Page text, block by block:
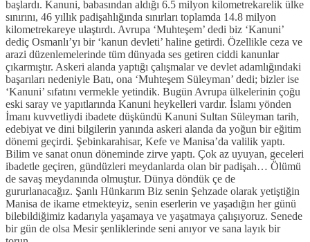
başlardı. Kanuni, babasından aldığı 6.5 milyon kilometrekarelik ülke
sınırını, 46 yıllık padişahlığında sınırları toplamda 14.8 milyon
kilometrekareye ulaştırdı. Avrupa ‘Muhteşem’ dedi biz ‘Kanuni’
dediç Osmanlı’yı bir ‘kanun devleti’ haline getirdi. Özellikle ceza ve
arazi düzenlemelerinde tüm dünyada ses getiren ciddi kanunlar
çıkarmıştır. Askeri alanda yaptığı çalışmalar ve devlet adamlığındaki
başarıları nedeniyle Batı, ona ‘Muhteşem Süleyman’ dedi; bizler ise
‘Kanuni’ sıfatını vermekle yetindik. Bugün Avrupa ülkelerinin çoğu
eski saray ve yapıtlarında Kanuni heykelleri vardır. İslamı yönden
İmanı kuvvetliydi ibadete düşkündü Kanuni Sultan Süleyman tarih,
edebiyat ve dini bilgilerin yanında askeri alanda da yoğun bir eğitim
dönemi geçirdi. Şebinkarahisar, Kefe ve Manisa’da valilik yaptı.
Bilim ve sanat onun döneminde zirve yaptı. Çok az uyuyan, geceleri
ibadetle geçiren, gündüzleri meydanlarda olan bir padişah… Ölümü
de savaş meydanında olmuştur. Dünya döndük çe de
gururlanacağız. Şanlı Hünkarım Biz senin Şehzade olarak yetiştiğin
Manisa de ikame etmekteyiz, senin eserlerin ve yaşadığın her günü
bilebildiğimiz kadarıyla yaşamaya ve yaşatmaya çalışıyoruz. Senede
bir gün de olsa Mesir şenliklerinde seni anıyor ve sana layık bir